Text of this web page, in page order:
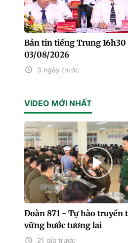
Bản tin tiếng Trung 16h30
03/08/2026
3 ngày trước
VIDEO MỚI NHẤT
Đoàn 871 - Tự hào truyền
vững bước tương lai
21 giờ trước